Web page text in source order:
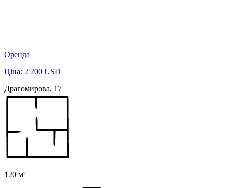
Оренда
Ціна: 2 200 USD
Драгомирова, 17
120 м²